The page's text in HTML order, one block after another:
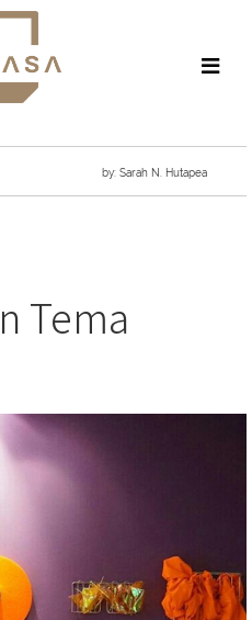
by: Sarah N. Hutapea
Tema